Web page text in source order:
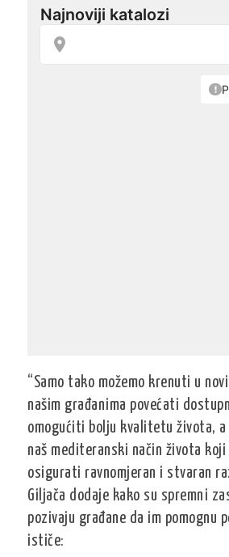
“Samo tako možemo krenuti u
našim građanima povećati
omogućiti bolju kvalitetu života,
naš mediteranski način života
osigurati ravnomjeran i stvaran
Giljača dodaje kako su spremni
pozivaju građane da im pomognu
ističe: